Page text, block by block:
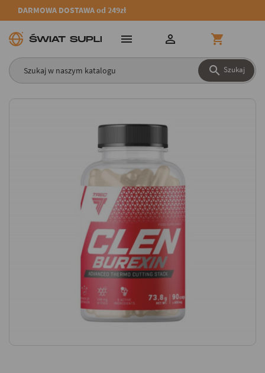
DARMOWA DOSTAWA od 249zł
 Szukaj
  